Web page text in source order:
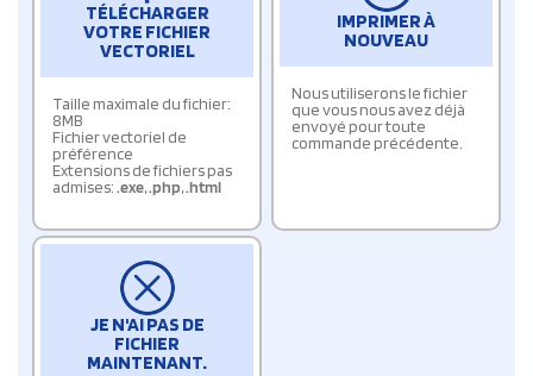
TÉLÉCHARGER
VOTRE FICHIER
VECTORIEL
Taille maximale du fichier:
8MB
Fichier vectoriel de
préférence
Extensions de fichiers pas
admises:.exe,.php,.html
IMPRIMER À
NOUVEAU
Nous utiliserons le fichier
que vous nous avez déjà
envoyé pour toute
commande précédente.
JE N'AI PAS DE
FICHIER
MAINTENANT.